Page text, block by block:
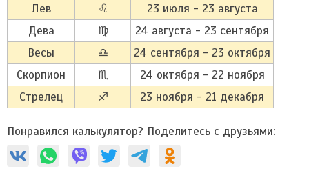
Лев
♌
23 июля - 23 августа
Дева
♍
24 августа - 23 сентября
Весы
♎
24 сентября - 23 октября
Скорпион
♏
24 октября - 22 ноября
Стрелец
♐ 23 ноября - 21 декабря
Понравился калькулятор? Поделитесь с друзьями: